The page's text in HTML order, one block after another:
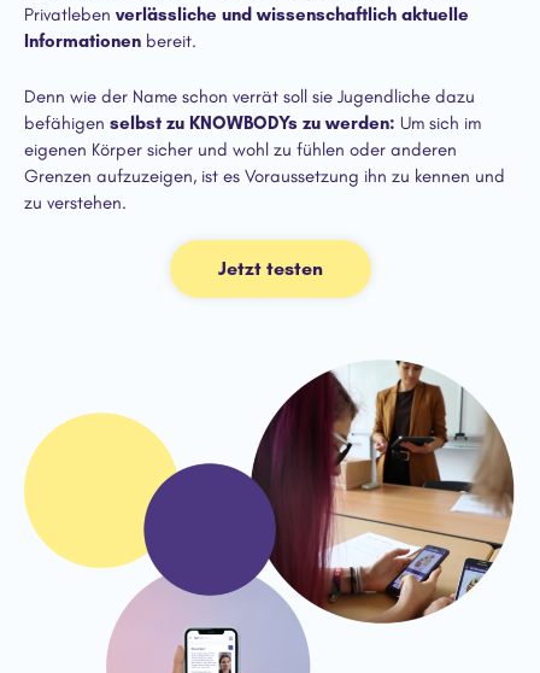
Privatleben verlässliche und wissenschaftlich aktuelle
Informationen bereit.
Denn wie der Name schon verrät soll sie Jugendliche dazu
befähigen selbst zu KNOWBODYs zu werden: Um sich im
eigenen Körper sicher und wohl zu fühlen oder anderen
Grenzen aufzuzeigen, ist es Voraussetzung ihn zu kennen und
zu verstehen.
Jetzt testen